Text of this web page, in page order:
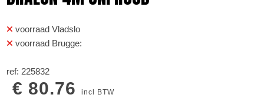
voorraad Vladslo
voorraad Brugge:
ref: 225832
€ 80.76incl BTW